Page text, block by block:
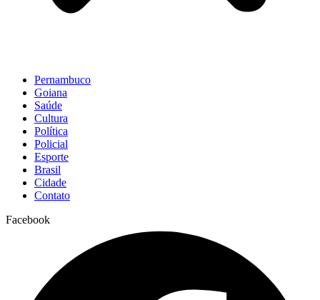
Pernambuco
Goiana
Saúde
Cultura
Política
Policial
Esporte
Brasil
Cidade
Contato
Facebook